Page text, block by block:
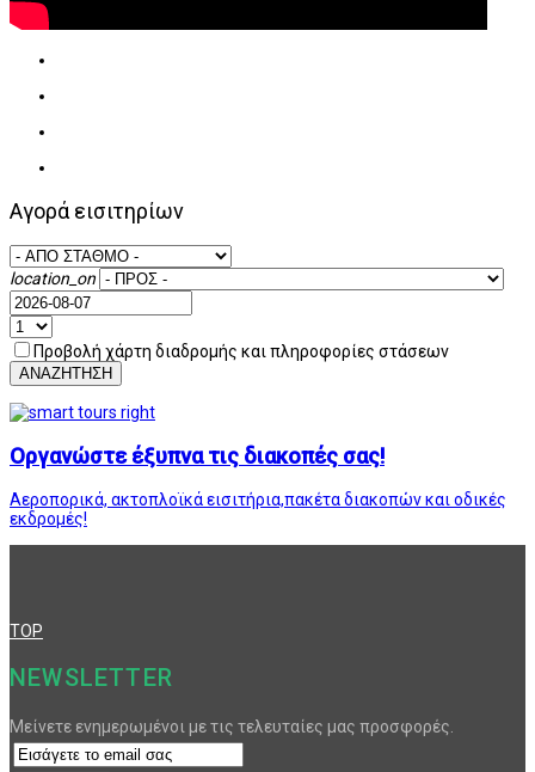
Αγορά εισιτηρίων
location_on
Προβολή χάρτη διαδρομής και πληροφορίες στάσεων
ΑΝΑΖΗΤΗΣΗ
Οργανώστε έξυπνα τις διακοπές σας!
Αεροπορικά, ακτοπλοϊκά εισιτήρια,πακέτα διακοπών και οδικές
εκδρομές!
TOP
NEWSLETTER
Μείνετε ενημερωμένοι με τις τελευταίες μας προσφορές.